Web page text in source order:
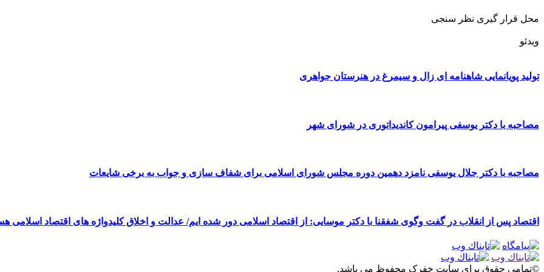
محل قرار گیری نظر سنجی
ویدئو
تولید پویانمایی شاهنامه ای زال و سیمرغ در هنرستان جواهری
مصاحبه با دکتر یوسفی پیرامون کاندیداتوری در شورای شهر
مصاحبه با دکتر جلال یوسفی نامزد دهمین دوره مجلس شورای اسلامی برای شفاف سازی و جواب به برخی شایعات
اقتصاد پس از انقلاب در گفت وگوی شفقنا با دکتر موسایی: از اقتصاد اسلامی دور شده ایم/ عدالت و اخلاق کلیدواژه های اقتصاد اسلامی
©تمامی حقوق برای سایت خفرک محفوظ می باشد.